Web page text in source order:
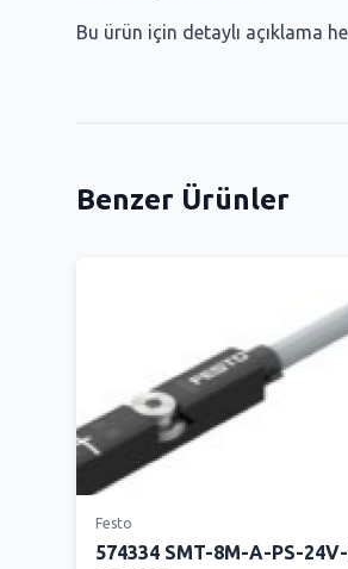
Bu ürün için detaylı açıklama
Benzer Ürünler
Festo
574334 SMT-8M-A-PS-